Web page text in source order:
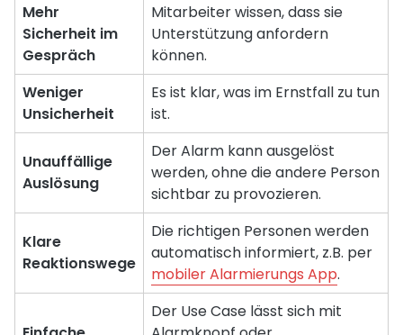
Mehr
Sicherheit im
Gespräch
Mitarbeiter wissen, dass sie
Unterstützung anfordern
können.
Weniger
Unsicherheit
Es ist klar, was im Ernstfall zu tun
ist.
Unauffällige
Auslösung
Der Alarm kann ausgelöst
werden, ohne die andere Person
sichtbar zu provozieren.
Klare
Reaktionswege
Die richtigen Personen werden
automatisch informiert, z.B. per
mobiler Alarmierungs App.
Der Use Case lässt sich mit